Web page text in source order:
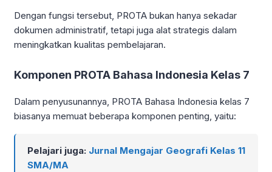
Dengan fungsi tersebut, PROTA bukan hanya sekadar
dokumen administratif, tetapi juga alat strategis dalam
meningkatkan kualitas pembelajaran.
Komponen PROTA Bahasa Indonesia Kelas 7
Dalam penyusunannya, PROTA Bahasa Indonesia kelas 7
biasanya memuat beberapa komponen penting, yaitu:
Pelajari juga: Jurnal Mengajar Geografi Kelas 11
SMA/MA